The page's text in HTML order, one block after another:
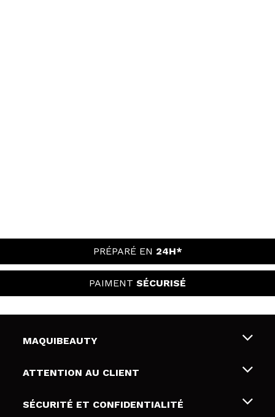
PRÉPARÉ EN 24H*
PAIMENT SÉCURISÉ
MAQUIBEAUTY
Qui sommes nous
Cartes-cadeaux
ATTENTION AU CLIENT
Livraison & retour
SÉCURITÉ ET CONFIDENTIALITÉ